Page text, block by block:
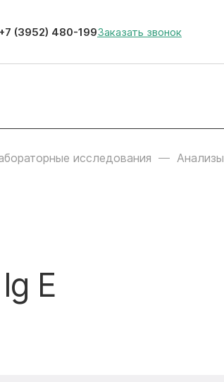
+7 (3952) 480-199Заказать звонок
исследования Анализы
E